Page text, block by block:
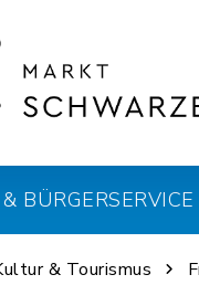
BÜRGERSERVICE
& Tourismus